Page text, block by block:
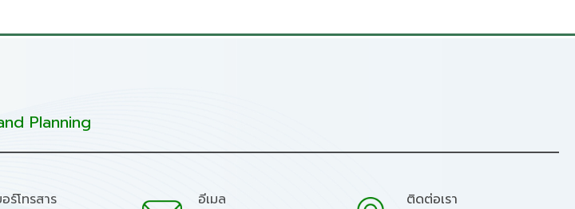
Planning
อร์โทรสาร อีเมล ติดต่อเรา